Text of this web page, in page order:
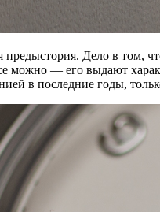
предыстория. Дело в том,
можно — его выдают
в последние годы,